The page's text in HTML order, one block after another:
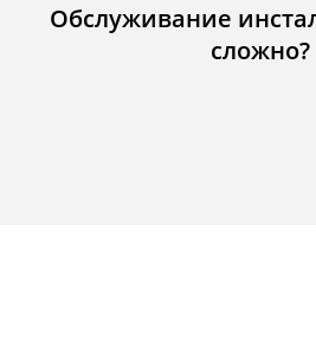
Обслуживание
сложно?